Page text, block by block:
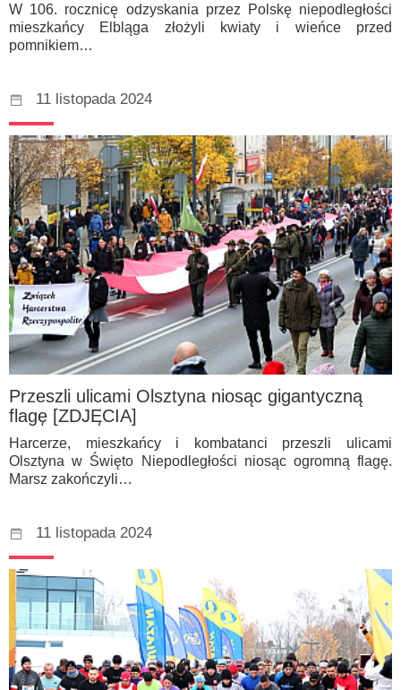
W 106. rocznicę odzyskania przez Polskę niepodległości
mieszkańcy Elbląga złożyli kwiaty i wieńce przed
pomnikiem…
11 listopada 2024
Przeszli ulicami Olsztyna niosąc gigantyczną
flagę [ZDJĘCIA]
Harcerze, mieszkańcy i kombatanci przeszli ulicami
Olsztyna w Święto Niepodległości niosąc ogromną flagę.
Marsz zakończyli…
11 listopada 2024